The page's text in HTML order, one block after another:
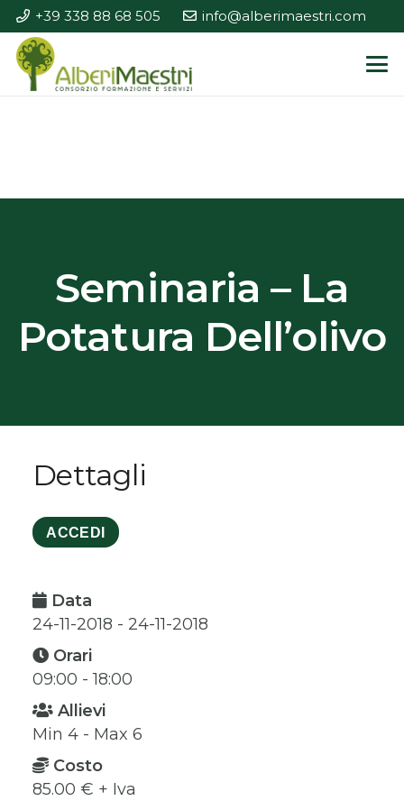
+39 338 88 68 505 info@alberimaestri.com
Seminaria – La
Potatura Dell’olivo
Dettagli
ACCEDI
Data
24-11-2018 - 24-11-2018
Orari
09:00 - 18:00
Allievi
Min 4 - Max 6
Costo
85.00 € + Iva